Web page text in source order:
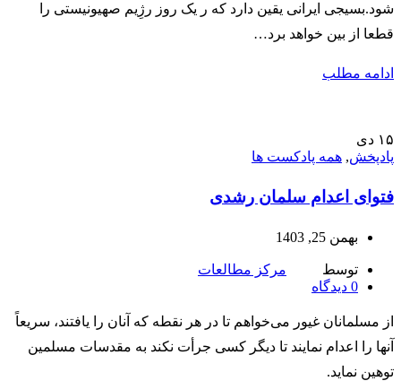
شود.بسیجی ایرانی یقین دارد که ر یک روز رژِیم صهیونیستی را
قطعا از بین خواهد برد…
ادامه مطلب
۱۵ دی
پادپخش, همه پادکست ها
فتوای اعدام سلمان رشدی
بهمن 25, 1403
توسط
مرکز مطالعات
0 دیدگاه
از مسلمانان غیور می‌خواهم تا در هر نقطه که آنان را یافتند، سریعاً
آنها را اعدام نمایند تا دیگر کسی جرأت نکند به مقدسات مسلمین
توهین نماید.